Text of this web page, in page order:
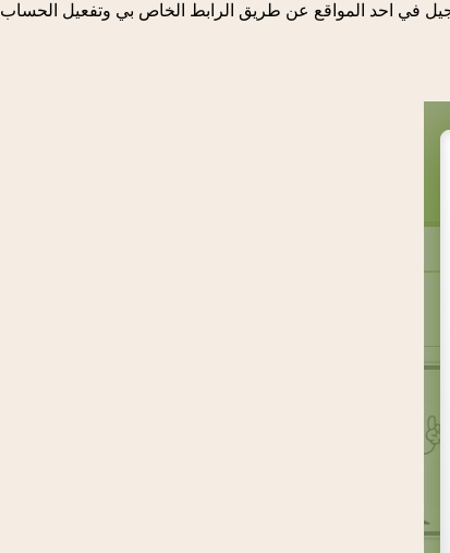
في احد المواقع عن طريق الرابط الخاص بي وتفعيل الحساب